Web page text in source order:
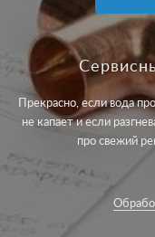
Прекрасно, если вода
не капает и если
про свежий